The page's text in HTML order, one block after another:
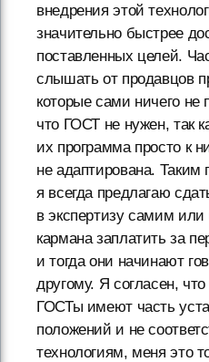
внедрения этой
значительно быстрее
поставленных целей.
слышать от продавцов
которые сами ничего не
что ГОСТ не нужен, так
их программа просто к
не адаптирована. Таким
я всегда предлагаю
в экспертизу самим или
кармана заплатить за
и тогда они начинают
другому. Я согласен,
ГОСТы имеют часть
положений и не
технологиям, меня это